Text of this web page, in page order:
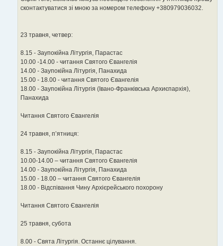
сконтактуватися зі мною за номером телефону +380979036032.
23 травня, четвер:
8.15 - Заупокійна Літургія, Парастас
10.00 -14.00 - читання Святого Євангелія
14.00 - Заупокійна Літургія, Панахида
15.00 - 18.00 - читання Святого Євангелія
18.00 - Заупокійна Літургія (Івано-Франківська Архиєпархія),
Панахида
Читання Святого Євангелія
24 травня, п’ятниця:
8.15 - Заупокійна Літургія, Парастас
10.00-14.00 – читання Святого Євангелія
14.00 - Заупокійна Літургія, Панахида
15.00 - 18.00 – читання Святого Євангелія
18.00 - Відспівання Чину Архієрейського похорону
Читання Святого Євангелія
25 травня, субота
8.00 - Свята Літургія. Останнє цілування.